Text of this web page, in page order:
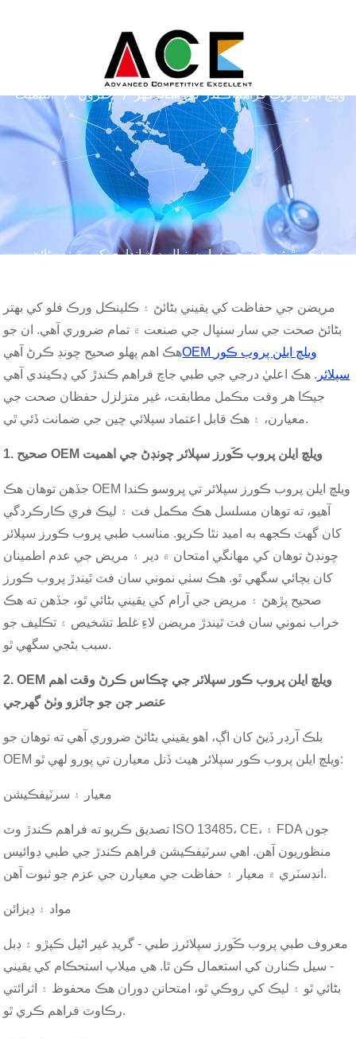
گھر خبرون الٽيميٽ OEM ويلچ ايلن پروب فراهم ڪندڙ کي
ڍڪي ٿو: صحت جي سار سنڀال ۾ شانداري کي يقيني بڻائڻ
مريضن جي حفاظت کي يقيني بڻائڻ ۽ ڪلينڪل ورڪ فلو کي بهتر
بڻائڻ صحت جي سار سنڀال جي صنعت ۾ تمام ضروري آهي. ان جو
هڪ اهم پهلو صحيح چونڊ ڪرڻ آهيOEM ويلچ ايلن پروب ڪور
سپلائر . هڪ اعليٰ درجي جي طبي جاچ فراهم ڪندڙ کي ڍڪيندي آهي
جيڪا هر وقت مڪمل مطابقت، غير متزلزل حفظان صحت جي
معيارن، ۽ هڪ قابل اعتماد سپلائي چين جي ضمانت ڏئي ٿي.
1. صحيح OEM ويلچ ايلن پروب ڪَورز سپلائر چونڊڻ جي اهميت
جڏهن توهان هڪ OEM ويلچ ايلن پروب ڪورز سپلائر تي ڀروسو ڪندا
آهيو، ته توهان مسلسل هڪ مڪمل فٽ ۽ ليڪ فري ڪارڪردگي
کان گهٽ ڪجهه به اميد نٿا ڪريو. مناسب طبي پروب ڪورز سپلائر
چونڊڻ توهان کي مهانگي امتحان ۾ دير ۽ مريض جي عدم اطمينان
کان بچائي سگهي ٿو. هڪ سٺي نموني سان فٽ ٿيندڙ پروب ڪورز
صحيح پڙهڻ ۽ مريض جي آرام کي يقيني بڻائي ٿو، جڏهن ته هڪ
خراب نموني سان فٽ ٿيندڙ مريضن لاءِ غلط تشخيص ۽ تڪليف جو
سبب بڻجي سگهي ٿو.
2. OEM ويلچ ايلن پروب ڪور سپلائر جي چڪاس ڪرڻ وقت اهم
عنصر جن جو جائزو وٺڻ گهرجي
بلڪ آرڊر ڏيڻ کان اڳ، اهو يقيني بڻائڻ ضروري آهي ته توهان جو
OEM ويلچ ايلن پروب ڪور سپلائر هيٺ ڏنل معيارن تي پورو لهي ٿو:
معيار ۽ سرٽيفڪيشن
تصديق ڪريو ته فراهم ڪندڙ وٽ ISO 13485، CE، ۽ FDA جون
منظوريون آهن. اهي سرٽيفڪيشن فراهم ڪندڙ جي طبي ڊوائيس
انڊسٽري ۾ معيار ۽ حفاظت جي معيارن جي عزم جو ثبوت آهن.
مواد ۽ ڊيزائن
معروف طبي پروب ڪَورز سپلائرز طبي - گريڊ غير اڻيل ڪپڙو ۽ ڊبل
- سيل ڪنارن کي استعمال ڪن ٿا. هي ميلاپ استحڪام کي يقيني
بڻائي ٿو ۽ ليڪ کي روڪي ٿو، امتحانن دوران هڪ محفوظ ۽ اثرائتي
رڪاوٽ فراهم ڪري ٿو.